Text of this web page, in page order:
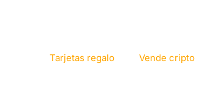
Tarjetas regalo
Vende cripto